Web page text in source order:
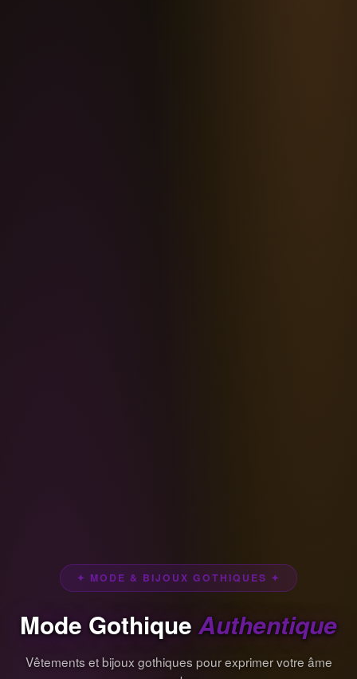
✦ MODE & BIJOUX GOTHIQUES ✦
Mode Gothique Authentique
Vêtements et bijoux gothiques pour exprimer votre âme